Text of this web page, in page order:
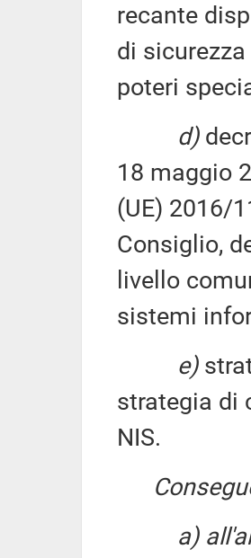
recante
di
poteri
d)
18 maggio
(UE) 2016/
Consiglio,
livello
sistemi
e)
strategia di
NIS.
a)